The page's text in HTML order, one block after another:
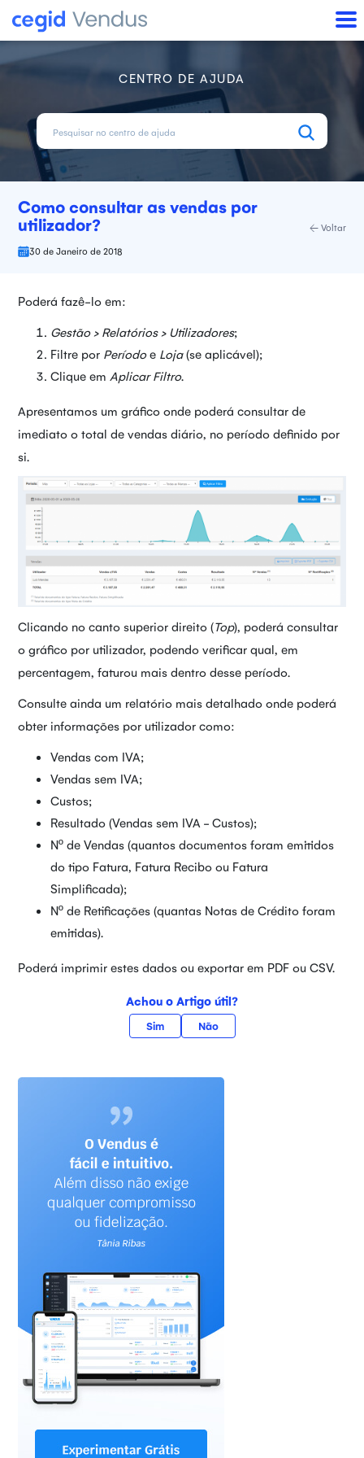
CENTRO DE AJUDA
Como consultar as vendas por
utilizador?
30 de Janeiro de 2018
Voltar
Poderá fazê-lo em:
Gestão > Relatórios > Utilizadores;
Filtre por Períodoe Loja(se aplicável);
Clique em Aplicar Filtro.
Apresentamos um gráfico onde poderá consultar de
imediato o total de vendas diário, no período definido por
si.
Clicando no canto superior direito (Top), poderá consultar
o gráfico por utilizador, podendo verificar qual, em
percentagem, faturou mais dentro desse período.
Consulte ainda um relatório mais detalhado onde poderá
obter informações por utilizador como:
Vendas com IVA;
Vendas sem IVA;
Custos;
Resultado (Vendas sem IVA - Custos);
Nº de Vendas (quantos documentos foram emitidos
do tipo Fatura, Fatura Recibo ou Fatura
Simplificada);
Nº de Retificações (quantas Notas de Crédito foram
emitidas).
Poderá imprimir estes dados ou exportar em PDF ou CSV.
Achou o Artigo útil?
Sim Não